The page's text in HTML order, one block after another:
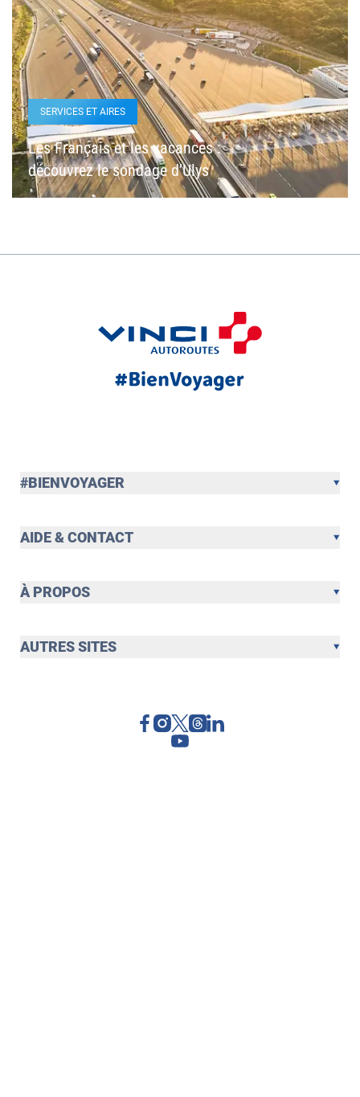
SERVICES ET AIRES
Les Français et les vacances :
découvrez le sondage d’Ulys
#BIENVOYAGER
AIDE & CONTACT
À PROPOS
AUTRES SITES